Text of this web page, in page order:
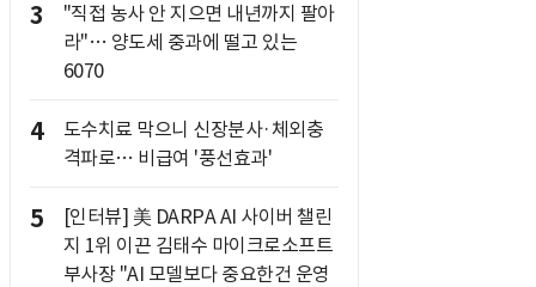
3
"직접 농사 안 지으면 내년까지 팔아
라"… 양도세 중과에 떨고 있는
6070
4
도수치료 막으니 신장분사·체외충
격파로… 비급여 '풍선효과'
5
[인터뷰] 美 DARPA AI 사이버 챌린
지 1위 이끈 김태수 마이크로소프트
부사장 "AI 모델보다 중요한건 운영